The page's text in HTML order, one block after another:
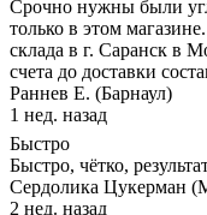
Срочно нужны были
только в этом
склада в г. Саранск в
счета до доставки
Раннев Е. (Барнаул)
1 нед. назад
Быстро
Быстро, чётко,
Сердолика Цукерман
2 нед. назад